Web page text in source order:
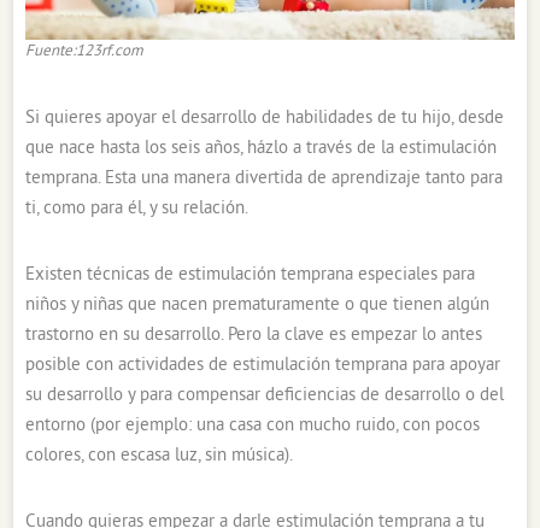
Fuente:123rf.com
Si quieres apoyar el desarrollo de habilidades de tu hijo, desde
que nace hasta los seis años, házlo a través de la estimulación
temprana. Esta una manera divertida de aprendizaje tanto para
ti, como para él, y su relación.
Existen técnicas de estimulación temprana especiales para
niños y niñas que nacen prematuramente o que tienen algún
trastorno en su desarrollo. Pero la clave es empezar lo antes
posible con actividades de estimulación temprana para apoyar
su desarrollo y para compensar deficiencias de desarrollo o del
entorno (por ejemplo: una casa con mucho ruido, con pocos
colores, con escasa luz, sin música).
Cuando quieras empezar a darle estimulación temprana a tu